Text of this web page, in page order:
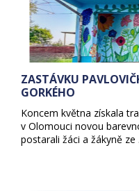
ZASTÁVKU
GORKÉHO
Koncem května získala
v Olomouci novou
postarali žáci a žákyně ze